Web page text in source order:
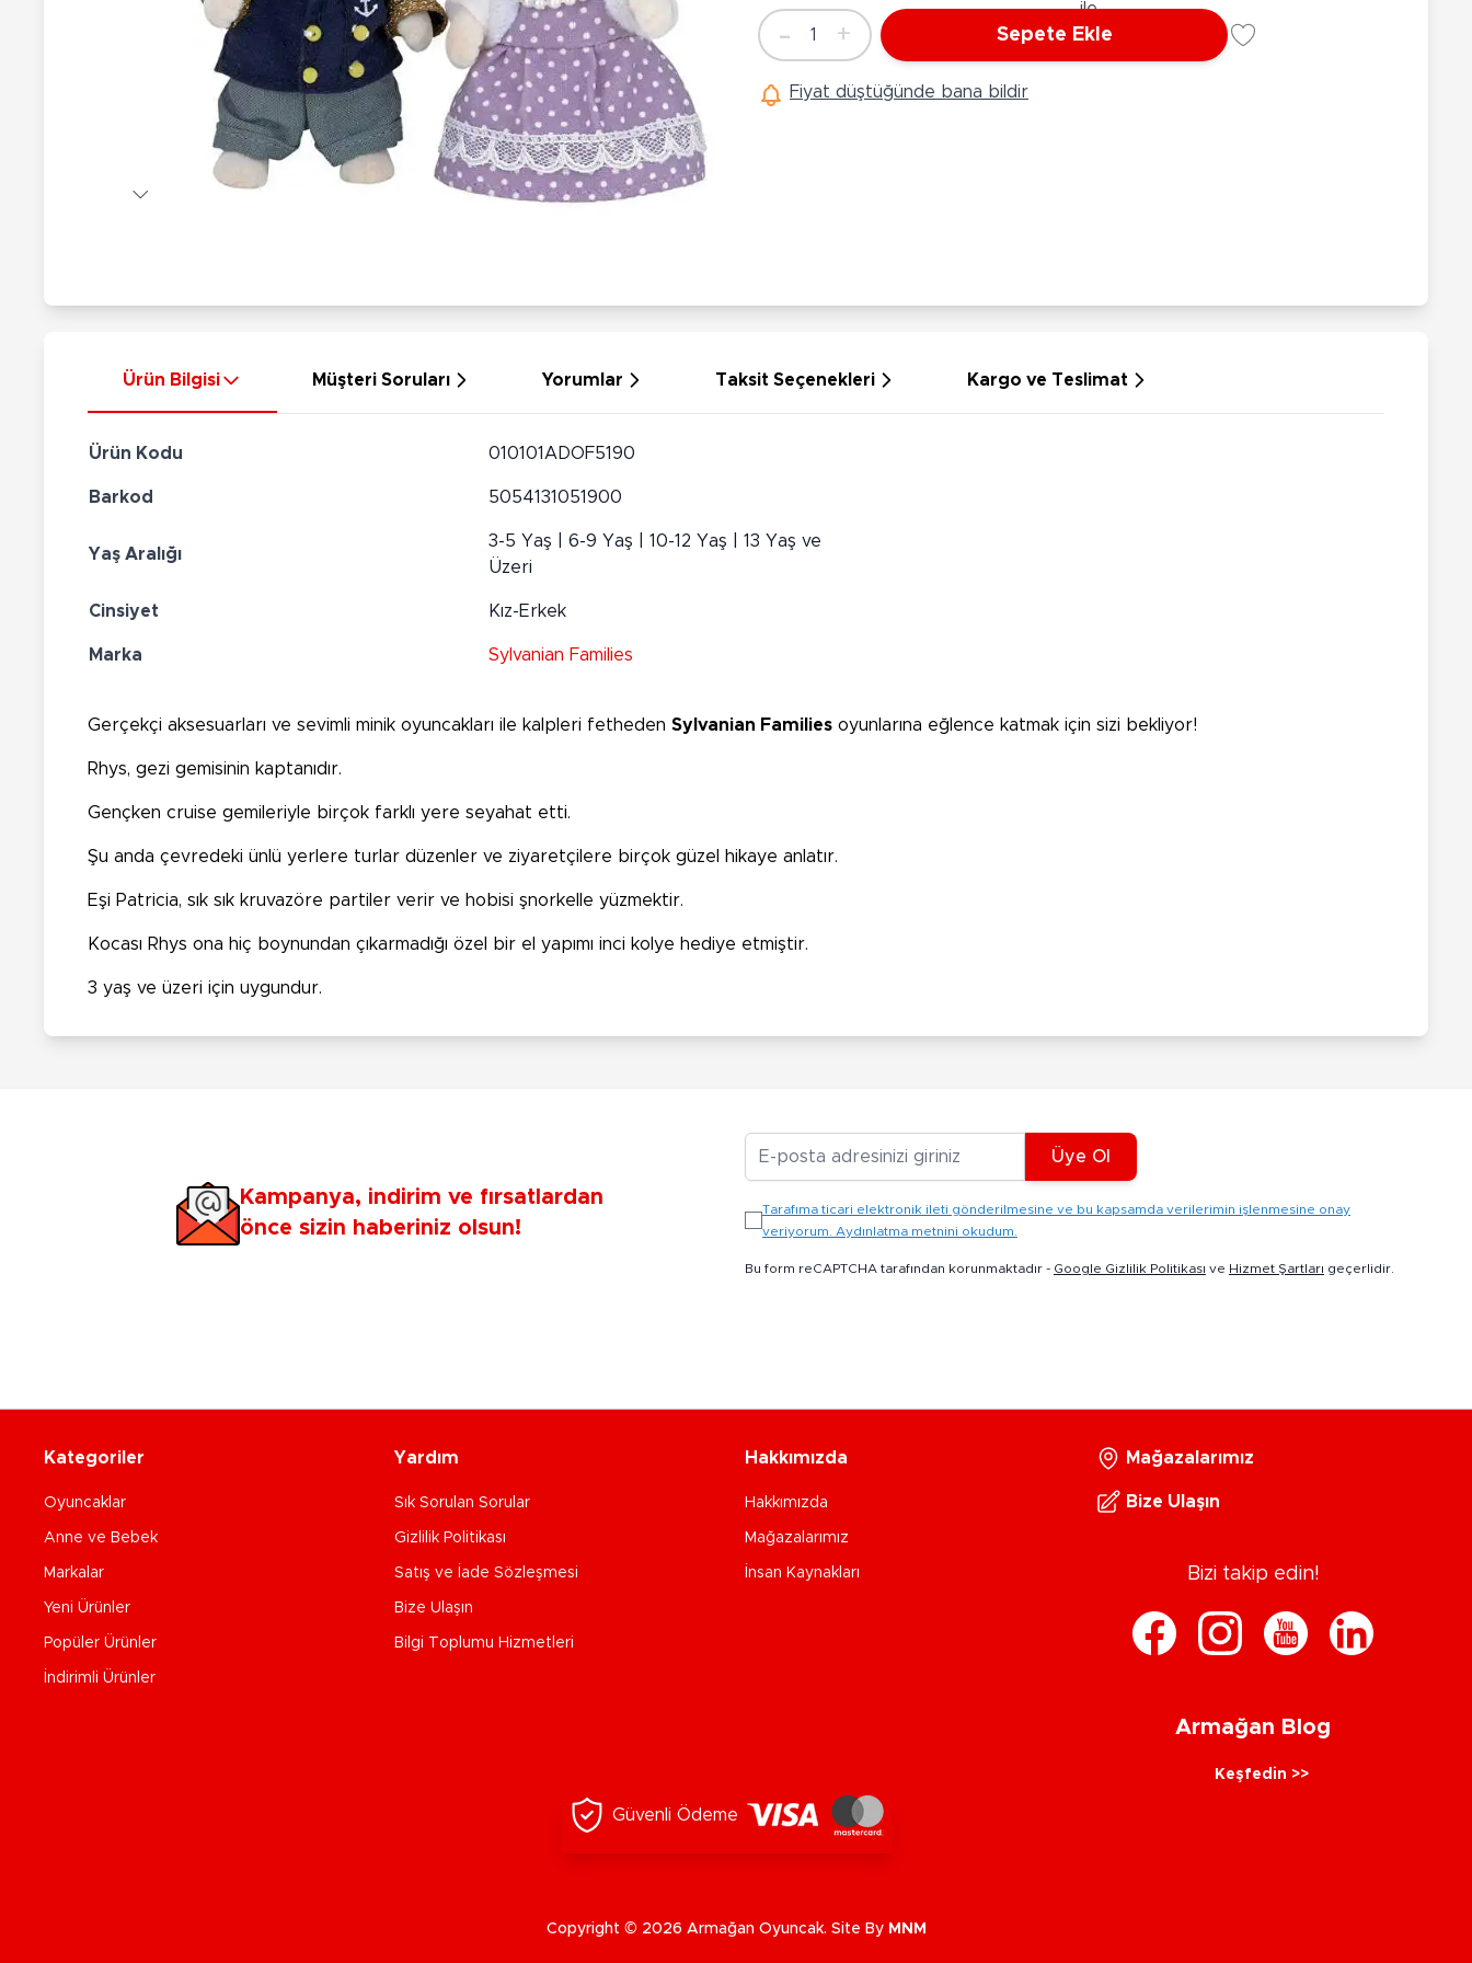
Çeşitli Elektronik Ürünler
Nerf
Silahlar
Silah Setleri
Kılıç Setleri
Ok Setleri
Hobi Oyuncakları
Maketler
Sihirbazlık Setleri
Puzzlelar
Çeşitli Eğlence Oyuncakları
El İşi Setleri
Anne Bebek Oyuncakları
Aktivite Masaları
Bebek Araç Gereçleri
Ürünleri
Kaykay - Paten - Scooter
Bin Git Araçlar
Çeşitli Peluşlar
Adet
- 1 + Sepete Ekle
Fiyat düştüğünde bana bildir
Ürün Bilgisi Müşteri Soruları Yorumlar Taksit Seçenekleri Kargo ve Teslimat
Ürün Kodu 010101ADOF5190
Barkod 5054131051900
Yaş Aralığı
3-5 Yaş | 6-9 Yaş | 10-12 Yaş | 13 Yaş ve
Üzeri
Cinsiyet Kız-Erkek
Marka Sylvanian Families
Gerçekçi aksesuarları ve sevimli minik oyuncakları ile kalpleri fetheden Sylvanian Families oyunlarına eğlence katmak için sizi bekliyor!
Rhys, gezi gemisinin kaptanıdır.
Gençken cruise gemileriyle birçok farklı yere seyahat etti.
Şu anda çevredeki ünlü yerlere turlar düzenler ve ziyaretçilere birçok güzel hikaye anlatır.
Eşi Patricia, sık sık kruvazöre partiler verir ve hobisi şnorkelle yüzmektir.
Kocası Rhys ona hiç boynundan çıkarmadığı özel bir el yapımı inci kolye hediye etmiştir.
3 yaş ve üzeri için uygundur.
Kampanya, indirim ve fırsatlardan
önce sizin haberiniz olsun!
Üye Ol
Tarafıma ticari elektronik ileti gönderilmesine ve bu kapsamda verilerimin işlenmesine onay
veriyorum. Aydınlatma metnini okudum.
Bu form reCAPTCHA tarafından korunmaktadır - Google Gizlilik Politikası ve Hizmet Şartları geçerlidir.
Kategoriler
Oyuncaklar
Anne ve Bebek
Markalar
Yeni Ürünler
Popüler Ürünler
İndirimli Ürünler
Yardım
Sık Sorulan Sorular
Gizlilik Politikası
Satış ve İade Sözleşmesi
Bize Ulaşın
Bilgi Toplumu Hizmetleri
Hakkımızda
Hakkımızda
Mağazalarımız
İnsan Kaynakları
Mağazalarımız
Bize Ulaşın
Bizi takip edin!
Armağan Blog
Keşfedin >>
Güvenli Ödeme
Copyright © 2026 Armağan Oyuncak. Site By MNM